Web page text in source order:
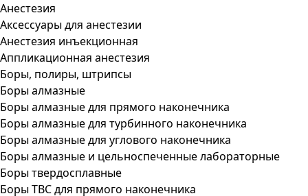
Анестезия
Аксессуары для анестезии
Анестезия инъекционная
Аппликационная анестезия
Боры, полиры, штрипсы
Боры алмазные
Боры алмазные для прямого наконечника
Боры алмазные для турбинного наконечника
Боры алмазные для углового наконечника
Боры алмазные и цельноспеченные лабораторные
Боры твердосплавные
Боры ТВС для прямого наконечника